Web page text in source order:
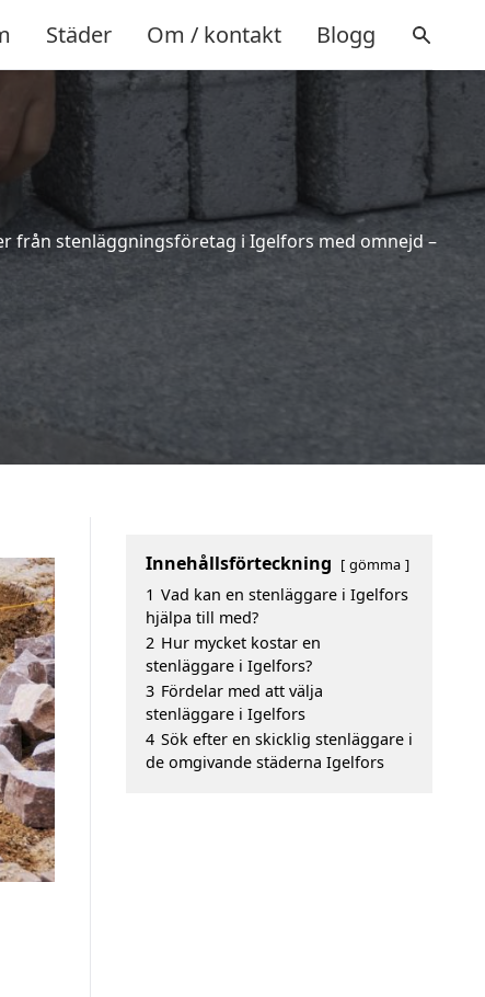
Städer Om / kontakt Blogg
från stenläggningsföretag i Igelfors med omnejd –
Innehållsförteckning gömma
1 Vad kan en stenläggare i Igelfors
hjälpa till med?
2 Hur mycket kostar en
stenläggare i Igelfors?
3 Fördelar med att välja
stenläggare i Igelfors
4 Sök efter en skicklig stenläggare i
de omgivande städerna Igelfors